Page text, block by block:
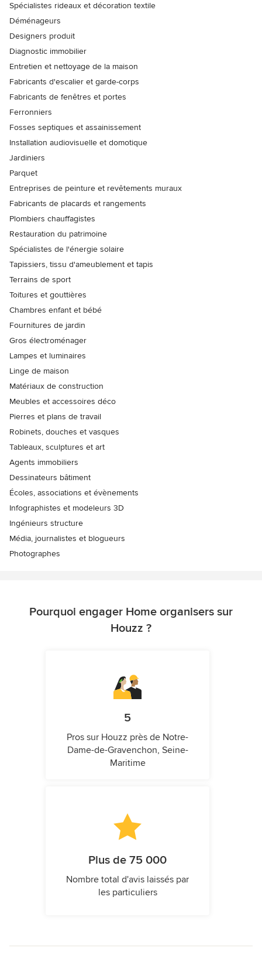
Spécialistes rideaux et décoration textile
Déménageurs
Designers produit
Diagnostic immobilier
Entretien et nettoyage de la maison
Fabricants d'escalier et garde-corps
Fabricants de fenêtres et portes
Ferronniers
Fosses septiques et assainissement
Installation audiovisuelle et domotique
Jardiniers
Parquet
Entreprises de peinture et revêtements muraux
Fabricants de placards et rangements
Plombiers chauffagistes
Restauration du patrimoine
Spécialistes de l'énergie solaire
Tapissiers, tissu d'ameublement et tapis
Terrains de sport
Toitures et gouttières
Chambres enfant et bébé
Fournitures de jardin
Gros électroménager
Lampes et luminaires
Linge de maison
Matériaux de construction
Meubles et accessoires déco
Pierres et plans de travail
Robinets, douches et vasques
Tableaux, sculptures et art
Agents immobiliers
Dessinateurs bâtiment
Écoles, associations et évènements
Infographistes et modeleurs 3D
Ingénieurs structure
Média, journalistes et blogueurs
Photographes
Pourquoi engager Home organisers sur
Houzz ?
5
Pros sur Houzz près de Notre-
Dame-de-Gravenchon, Seine-
Maritime
Plus de 75 000
Nombre total d'avis laissés par
les particuliers